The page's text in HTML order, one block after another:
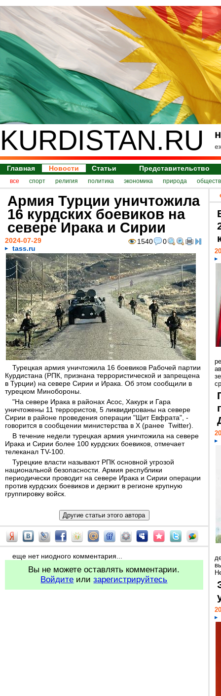
KURDISTAN.RU
Главная Новости Статьи Представительство
все спорт религия политика экономика природа
Армия Турции уничтожила
16 курдских боевиков на
севере Ирака и Сирии
1540 0
2024-07-29
tass.ru
Турецкая армия уничтожила 16 боевиков Рабочей партии
Курдистана (РПК, признана террористической и запрещена
в Турции) на севере Сирии и Ирака. Об этом сообщили в
турецком Минобороны.
"На севере Ирака в районах Асос, Хакурк и Гара
уничтожены 11 террористов, 5 ликвидированы на севере
Сирии в районе проведения операции "Щит Евфрата", -
говорится в сообщении министерства в X (ранее Twitter).
В течение недели турецкая армия уничтожила на севере
Ирака и Сирии более 100 курдских боевиков, отмечает
телеканал TV-100.
Турецкие власти называют РПК основной угрозой
национальной безопасности. Армия республики
периодически проводит на севере Ирака и Сирии операции
против курдских боевиков и держит в регионе крупную
группировку войск.
еще нет ниодного комментария...
Вы не можете оставлять комментарии.
Войдите илизарегистрируйтесь